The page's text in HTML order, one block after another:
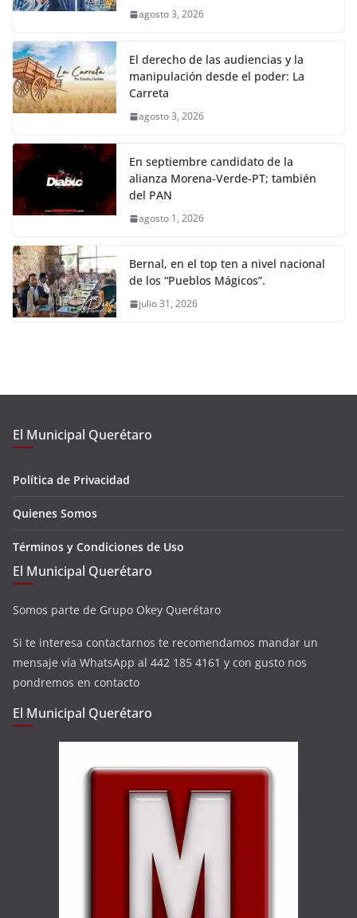
agosto 3, 2026
El derecho de las audiencias y la
manipulación desde el poder: La
Carreta
agosto 3, 2026
En septiembre candidato de la
alianza Morena-Verde-PT; también
del PAN
agosto 1, 2026
Bernal, en el top ten a nivel nacional
de los “Pueblos Mágicos”.
julio 31, 2026
El Municipal Querétaro
Política de Privacidad
Quienes Somos
Términos y Condiciones de Uso
El Municipal Querétaro
Somos parte de Grupo Okey Querétaro
Si te interesa contactarnos te recomendamos mandar un
mensaje vía WhatsApp al 442 185 4161 y con gusto nos
pondremos en contacto
El Municipal Querétaro